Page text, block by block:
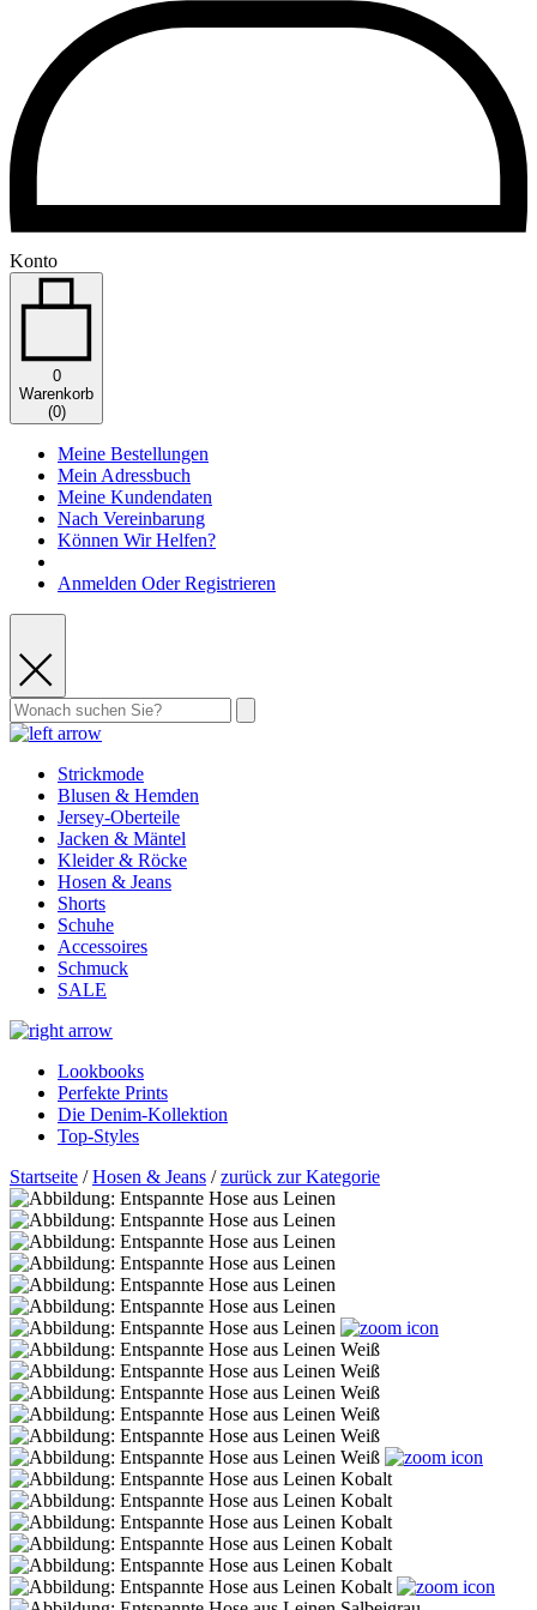
Konto
0
Warenkorb
(0)
Meine Bestellungen
Mein Adressbuch
Meine Kundendaten
Nach Vereinbarung
Können Wir Helfen?
Anmelden Oder Registrieren
Strickmode
Blusen & Hemden
Jersey-Oberteile
Jacken & Mäntel
Kleider & Röcke
Hosen & Jeans
Shorts
Schuhe
Accessoires
Schmuck
SALE
Lookbooks
Perfekte Prints
Die Denim-Kollektion
Top-Styles
Startseite /Hosen & Jeans /zurück zur Kategorie